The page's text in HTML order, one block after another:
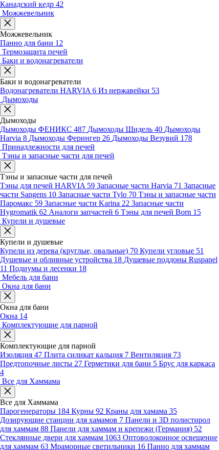
Канадский кедр 42
Можжевельник
Можжевельник
Панно для бани 12
Термозащита печей
Баки и водонагреватели
Баки и водонагреватели
Водонагреватели HARVIA 6 Из нержавейки 53
Дымоходы
Дымоходы
Дымоходы ФЕНИКС 487 Дымоходы Шидель 40 Дымоходы
Harvia 8 Дымоходы Ферингер 26 Дымоходы Везувий 178
Принадлежности для печей
Тэны и запасные части для печей
Тэны и запасные части для печей
Тэны для печей HARVIA 59 Запасные части Harvia 71 Запасные
части Sangens 10 Запасные части Tylo 70 Тэны и запасные части
Паромакс 59 Запасные части Karina 22 Запасные части
Hygromatik 62 Аналоги запчастей 6 Тэны для печей Born 15
Купели и душевые
Купели и душевые
Купели из дерева (круглые, овальные) 70 Купели угловые 51
Душевые и обливные устройства 18 Душевые поддоны Ruspanel
11 Подиумы и лесенки 18
Мебель для бани
Окна для бани
Окна для бани
Окна 14
Комплектующие для парной
Комплектующие для парной
Изоляция 47 Плита силикат кальция 7 Вентиляция 73
Предтопочные листы 27 Герметики для бани 5 Брус для каркаса
4
Все для Хаммама
Все для Хаммама
Парогенераторы 184 Курны 92 Краны для хамама 35
Дозирующие станции для хамамов 7 Панели и 3D полистирол
для хаммам 88 Панели для хаммам и крепежи (Германия) 52
Стеклянные двери для хаммам 1063 Оптоволоконное освещение
для хаммам 63 Мраморные светильники 16 Панно для хаммам